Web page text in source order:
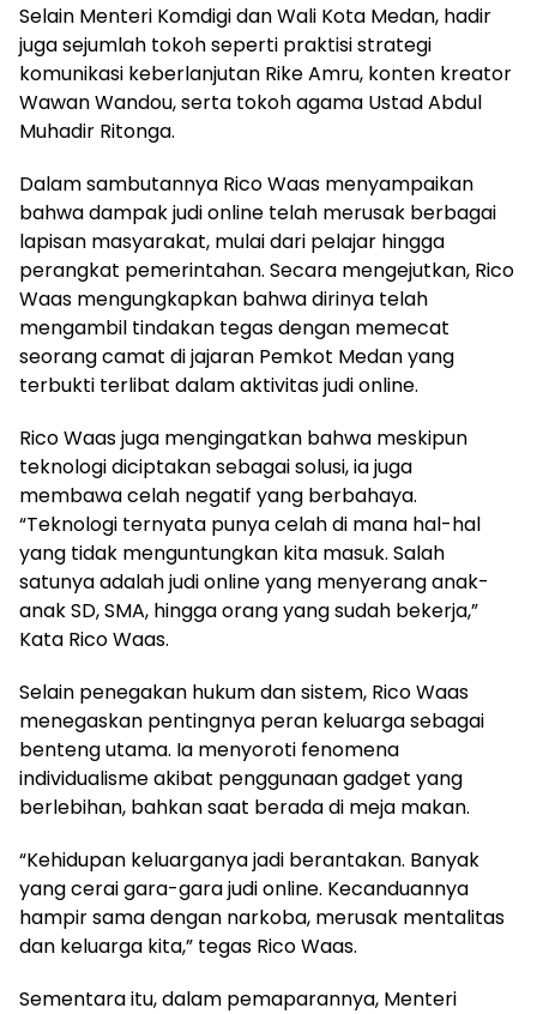
Selain Menteri Komdigi dan Wali Kota Medan, hadir
juga sejumlah tokoh seperti praktisi strategi
komunikasi keberlanjutan Rike Amru, konten kreator
Wawan Wandou, serta tokoh agama Ustad Abdul
Muhadir Ritonga.
Dalam sambutannya Rico Waas menyampaikan
bahwa dampak judi online telah merusak berbagai
lapisan masyarakat, mulai dari pelajar hingga
perangkat pemerintahan. Secara mengejutkan, Rico
Waas mengungkapkan bahwa dirinya telah
mengambil tindakan tegas dengan memecat
seorang camat di jajaran Pemkot Medan yang
terbukti terlibat dalam aktivitas judi online.
Rico Waas juga mengingatkan bahwa meskipun
teknologi diciptakan sebagai solusi, ia juga
membawa celah negatif yang berbahaya.
“Teknologi ternyata punya celah di mana hal-hal
yang tidak menguntungkan kita masuk. Salah
satunya adalah judi online yang menyerang anak-
anak SD, SMA, hingga orang yang sudah bekerja,”
Kata Rico Waas.
Selain penegakan hukum dan sistem, Rico Waas
menegaskan pentingnya peran keluarga sebagai
benteng utama. Ia menyoroti fenomena
individualisme akibat penggunaan gadget yang
berlebihan, bahkan saat berada di meja makan.
“Kehidupan keluarganya jadi berantakan. Banyak
yang cerai gara-gara judi online. Kecanduannya
hampir sama dengan narkoba, merusak mentalitas
dan keluarga kita,” tegas Rico Waas.
Sementara itu, dalam pemaparannya, Menteri